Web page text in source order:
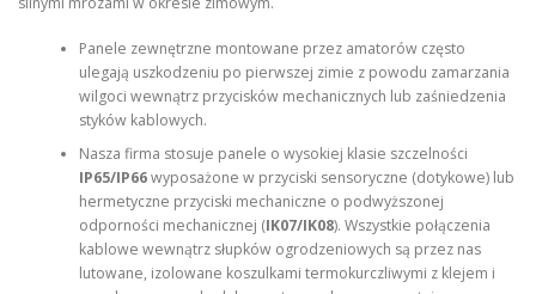
Panele zewnętrzne montowane przez amatorów często
ulegają uszkodzeniu po pierwszej zimie z powodu zamarzania
wilgoci wewnątrz przycisków mechanicznych lub zaśniedzenia
styków kablowych.
Nasza firma stosuje panele o wysokiej klasie szczelności
IP65/IP66wyposażone w przyciski sensoryczne (dotykowe) lub
hermetyczne przyciski mechaniczne o podwyższonej
odporności mechanicznej (IK07/IK08). Wszystkie połączenia
kablowe wewnątrz słupków ogrodzeniowych są przez nas
lutowane, izolowane koszulkami termokurczliwymi z klejem i